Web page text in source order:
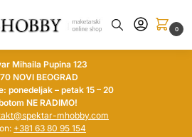
0
Mihaila Pupina 123
NOVI BEOGRAD
ponedeljak – petak 15 – 20
NE RADIMO!
mhobby.com
+381 63 80 95 154